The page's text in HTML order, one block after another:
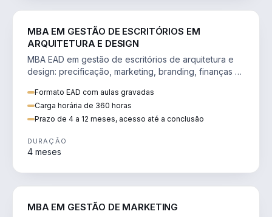
MBA EM GESTÃO DE ESCRITÓRIOS EM
ARQUITETURA E DESIGN
MBA EAD em gestão de escritórios de arquitetura e
design: precificação, marketing, branding, finanças e
Formato EAD com aulas gravadas
Carga horária de 360 horas
Prazo de 4 a 12 meses, acesso até a conclusão
DURAÇÃO
4 meses
MBA EM GESTÃO DE MARKETING